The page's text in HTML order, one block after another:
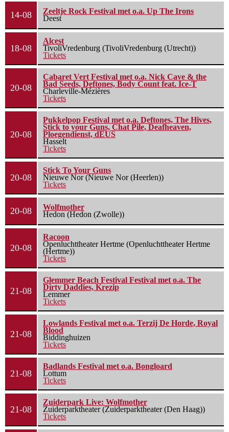
14-08
Zeeltje Rock Festival met o.a. Up The Irons
Deest
18-08
Alcest
TivoliVredenburg (TivoliVredenburg (Utrecht))
Tickets
20-08
Cabaret Vert Festival met o.a. Nick Cave & the
Bad Seeds, Deftones, Body Count feat. Ice-T
Charleville-Mézières
Tickets
20-08
Pukkelpop Festival met o.a. Deftones, The Hives,
Stick to your Guns, Chat Pile, Deafheaven,
Ploegendienst, dEUS
Hasselt
Tickets
20-08
Stick To Your Guns
Nieuwe Nor (Nieuwe Nor (Heerlen))
Tickets
20-08
Wolfmother
Hedon (Hedon (Zwolle))
20-08
Racoon
Openluchttheater Hertme (Openluchttheater Hertme
(Hertme))
Tickets
21-08
Glemmer Beach Festival Festival met o.a. The
Dirty Daddies, Krezip
Lemmer
Tickets
21-08
Lowlands Festival met o.a. Terzij De Horde, Royal
Blood
Biddinghuizen
Tickets
21-08
Badlands Festival met o.a. Bongloard
Lottum
Tickets
21-08
Zuiderpark Live: Wolfmother
Zuiderparktheater (Zuiderparktheater (Den Haag))
Tickets